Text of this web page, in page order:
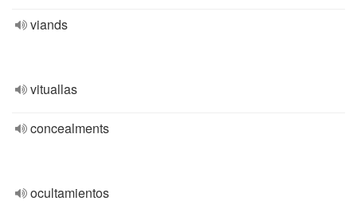
viands
vituallas
concealments
ocultamientos